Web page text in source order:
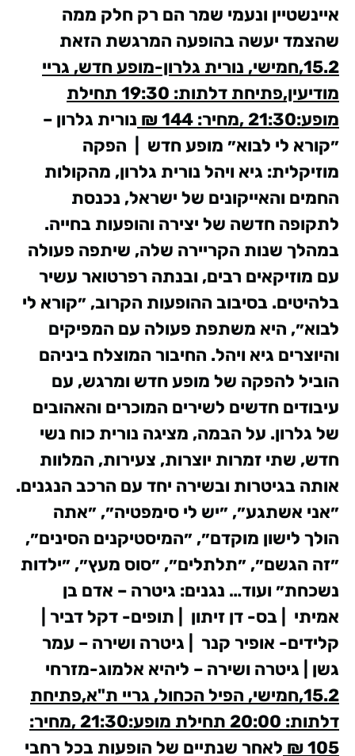
איינשטיין ונעמי שמר הם רק חלק ממה
שהצמד יעשה בהופעה המרגשת הזאת
15.2,חמישי, נורית גלרון-מופע חדש, גריי
מודיעין,פתיחת דלתות: 19:30 תחילת
מופע:21:30 ,מחיר: 144 ₪
נורית גלרון –
״קורא לי לבוא״ מופע חדש | הפקה
מוזיקלית: גיא ויהל נורית גלרון, מהקולות
החמים והאייקונים של ישראל, נכנסת
לתקופה חדשה של יצירה והופעות בחייה.
במהלך שנות הקריירה שלה, שיתפה פעולה
עם מוזיקאים רבים, ובנתה רפרטואר עשיר
בלהיטים. בסיבוב ההופעות הקרוב, ״קורא לי
לבוא״, היא משתפת פעולה עם המפיקים
והיוצרים גיא ויהל. החיבור המוצלח ביניהם
הוביל להפקה של מופע חדש ומרגש, עם
עיבודים חדשים לשירים המוכרים והאהובים
של גלרון. על הבמה, מציגה נורית כוח נשי
חדש, שתי זמרות יוצרות, צעירות, המלוות
אותה בגיטרות ובשירה יחד עם הרכב הנגנים.
״אני אשתגע״, ״יש לי סימפטיה״, ״אתה
הולך לישון מוקדם״, ״המיסטיקנים הסינים״,
״זה הגשם״, ״תלתלים״, ״סוס מעץ״, ״ילדות
נשכחת״ ועוד… נגנים: גיטרה – אדם בן
אמיתי | בס- דן זיתון | תופים- דקל דביר |
קלידים- אופיר קנר | גיטרה ושירה – עמר
גשן | גיטרה ושירה – ליהיא אלמוג-מזרחי
15.2,חמישי, הפיל הכחול, גריי ת"א,פתיחת
דלתות: 20:00 תחילת מופע:21:30 ,מחיר:
105 ₪
לאחר שנתיים של הופעות בכל רחבי